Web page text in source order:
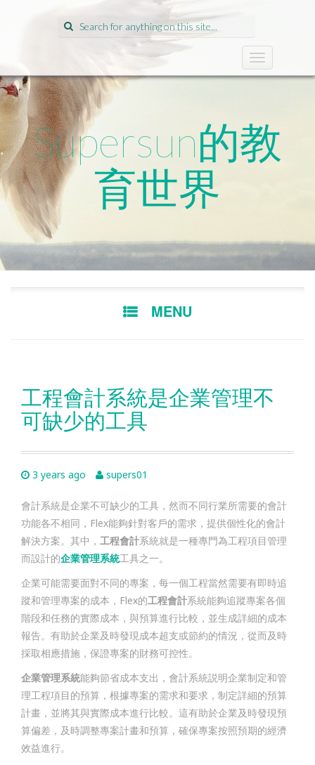
Search
for:
T
o
e
n
a
i
n
Supersun的教
育世界
MENU
工程會計系統是企業管理不
可缺少的工具
3 years ago supers01
會計系統是企業不可缺少的工具，然而不同行業所需要的會計
功能各不相同，Flex能夠針對客戶的需求，提供個性化的會計
解決方案。其中， 工程會計系統就是一種專門為工程項目管理
而設計的企業管理系統工具之一。
企業可能需要面對不同的專案，每一個工程當然需要有即時追
蹤和管理專案的成本，Flex的工程會計系統能夠追蹤專案各個
階段和任務的實際成本，與預算進行比較，並生成詳細的成本
報告。有助於企業及時發現成本超支或節約的情況，從而及時
採取相應措施，保證專案的財務可控性。
企業管理系統能夠節省成本支出，會計系統説明企業制定和管
理工程項目的預算，根據專案的需求和要求，制定詳細的預算
計畫，並將其與實際成本進行比較。這有助於企業及時發現預
算偏差，及時調整專案計畫和預算，確保專案按照預期的經濟
效益進行。